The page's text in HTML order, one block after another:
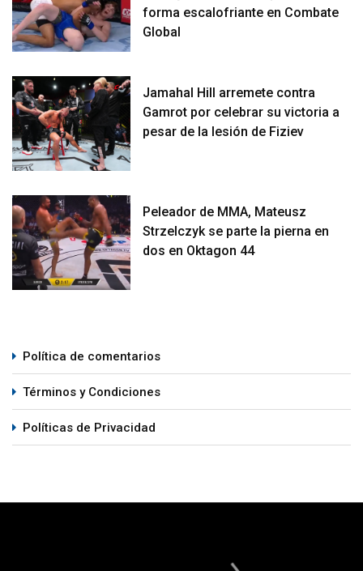
forma escalofriante en Combate
Global
Jamahal Hill arremete contra
Gamrot por celebrar su victoria a
pesar de la lesión de Fiziev
Peleador de MMA, Mateusz
Strzelczyk se parte la pierna en
dos en Oktagon 44
Política de comentarios
Términos y Condiciones
Políticas de Privacidad